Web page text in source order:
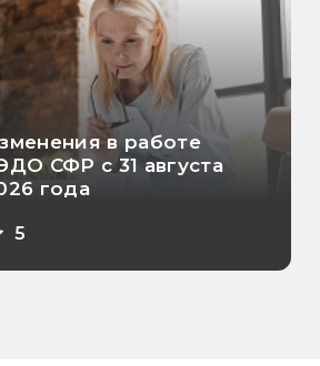
в работе
СФР с 31 августа
года
5